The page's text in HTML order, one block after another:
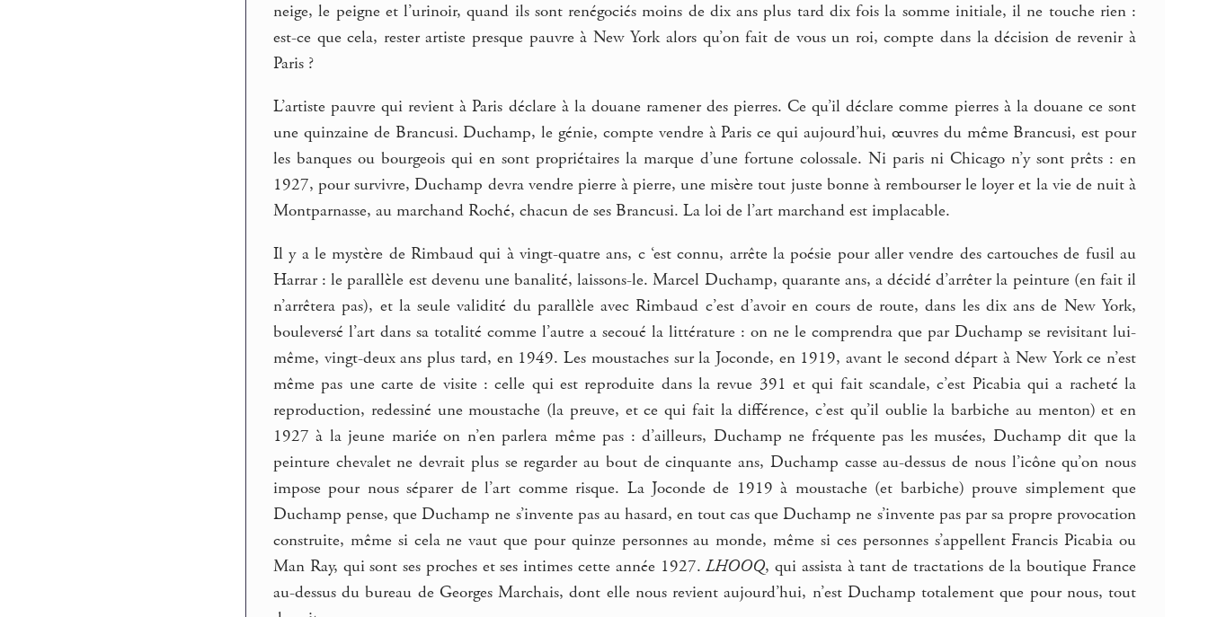
neige, le peigne et l’urinoir, quand ils sont renégociés moins de dix ans plus tard dix fois la somme initiale, il ne touche rien :
est-ce que cela, rester artiste presque pauvre à New York alors qu’on fait de vous un roi, compte dans la décision de revenir à
Paris ?
L’artiste pauvre qui revient à Paris déclare à la douane ramener des pierres. Ce qu’il déclare comme pierres à la douane ce sont
une quinzaine de Brancusi. Duchamp, le génie, compte vendre à Paris ce qui aujourd’hui, œuvres du même Brancusi, est pour
les banques ou bourgeois qui en sont propriétaires la marque d’une fortune colossale. Ni paris ni Chicago n’y sont prêts : en
1927, pour survivre, Duchamp devra vendre pierre à pierre, une misère tout juste bonne à rembourser le loyer et la vie de nuit à
Montparnasse, au marchand Roché, chacun de ses Brancusi. La loi de l’art marchand est implacable.
Il y a le mystère de Rimbaud qui à vingt-quatre ans, c ‘est connu, arrête la poésie pour aller vendre des cartouches de fusil au
Harrar : le parallèle est devenu une banalité, laissons-le. Marcel Duchamp, quarante ans, a décidé d’arrêter la peinture (en fait il
n’arrêtera pas), et la seule validité du parallèle avec Rimbaud c’est d’avoir en cours de route, dans les dix ans de New York,
bouleversé l’art dans sa totalité comme l’autre a secoué la littérature : on ne le comprendra que par Duchamp se revisitant lui-
même, vingt-deux ans plus tard, en 1949. Les moustaches sur la Joconde, en 1919, avant le second départ à New York ce n’est
même pas une carte de visite : celle qui est reproduite dans la revue 391 et qui fait scandale, c’est Picabia qui a racheté la
reproduction, redessiné une moustache (la preuve, et ce qui fait la différence, c’est qu’il oublie la barbiche au menton) et en
1927 à la jeune mariée on n’en parlera même pas : d’ailleurs, Duchamp ne fréquente pas les musées, Duchamp dit que la
peinture chevalet ne devrait plus se regarder au bout de cinquante ans, Duchamp casse au-dessus de nous l’icône qu’on nous
impose pour nous séparer de l’art comme risque. La Joconde de 1919 à moustache (et barbiche) prouve simplement que
Duchamp pense, que Duchamp ne s’invente pas au hasard, en tout cas que Duchamp ne s’invente pas par sa propre provocation
construite, même si cela ne vaut que pour quinze personnes au monde, même si ces personnes s’appellent Francis Picabia ou
Man Ray, qui sont ses proches et ses intimes cette année 1927.LHOOQ, qui assista à tant de tractations de la boutique France
au-dessus du bureau de Georges Marchais, dont elle nous revient aujourd’hui, n’est Duchamp totalement que pour nous, tout